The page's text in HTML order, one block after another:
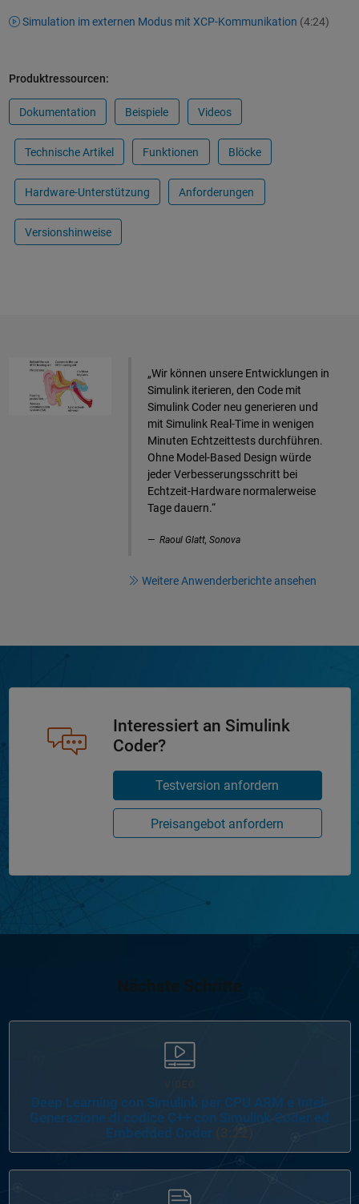
Simulation im externen Modus mit XCP-Kommunikation (4:24)
Produktressourcen:
Dokumentation Beispiele Videos
Technische Artikel Funktionen Blöcke
Hardware-Unterstützung Anforderungen
Versionshinweise
„Wir können unsere Entwicklungen in
Simulink iterieren, den Code mit
Simulink Coder neu generieren und
mit Simulink Real-Time in wenigen
Minuten Echtzeittests durchführen.
Ohne Model-Based Design würde
jeder Verbesserungsschritt bei
Echtzeit-Hardware normalerweise
Tage dauern.“
Raoul Glatt, Sonova
Weitere Anwenderberichte ansehen
Interessiert an Simulink
Coder?
Testversion anfordern
Preisangebot anfordern
Nächste Schritte
Deep Learning con Simulink per CPU ARM e Intel:
Generazione di codice C++ con Simulink Coder ed
Embedded Coder (3:22)